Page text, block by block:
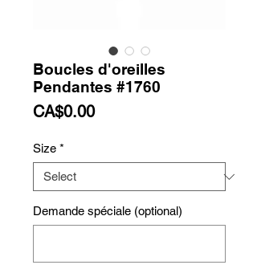
Boucles d'oreilles
Pendantes #1760
CA$0.00Price
Size *
Demande spéciale (optional)